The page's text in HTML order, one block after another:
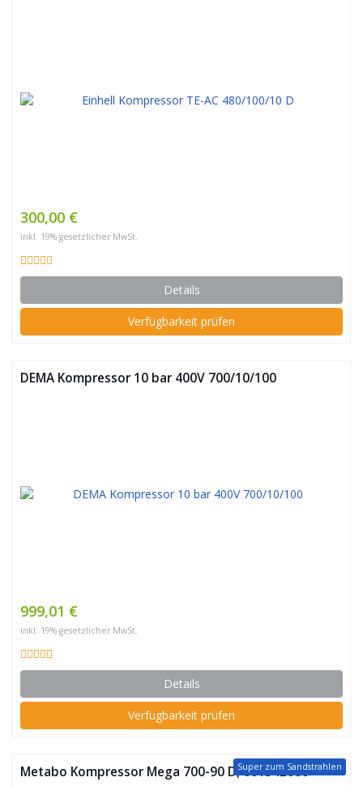
300,00 €
inkl. 19% gesetzlicher MwSt.
Details
Verfügbarkeit prüfen
DEMA Kompressor 10 bar 400V 700/10/100
999,01 €
inkl. 19% gesetzlicher MwSt.
Details
Verfügbarkeit prüfen
Super zum Sandstrahlen
Metabo Kompressor Mega 700-90 D, 601542000